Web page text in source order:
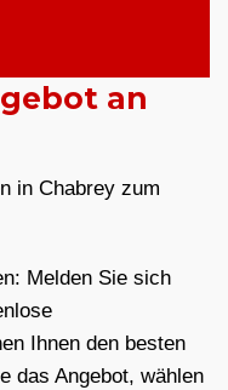
an
in Chabrey zum
Melden Sie sich
Ihnen den besten
das Angebot, wählen